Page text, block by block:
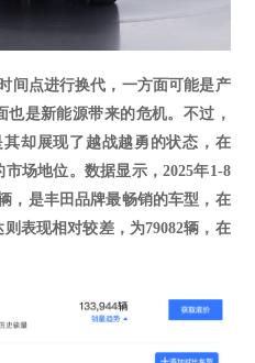
间点进行换代，一方面可能是产
是新能源带来的危机。不过，
却展现了越战越勇的状态，在
场地位。数据显示，2025年1-8
， 是丰田品牌最畅销的车型 ，在
表现相对较差，为79082辆 ，在